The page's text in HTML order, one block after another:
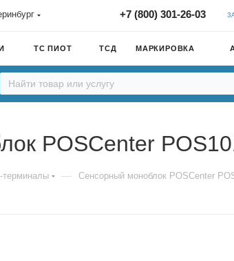
+7 (800) 301-26-03
ТС ПИОТ ТСД МАРКИРОВКА
POSCenter
терминалы — Сенсорный моноблок POSCenter